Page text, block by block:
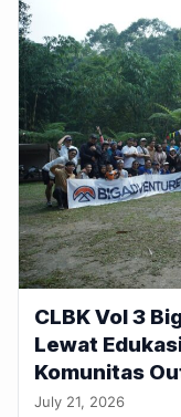
CLBK Vol 3
Lewat
Komunitas
July 21, 2026